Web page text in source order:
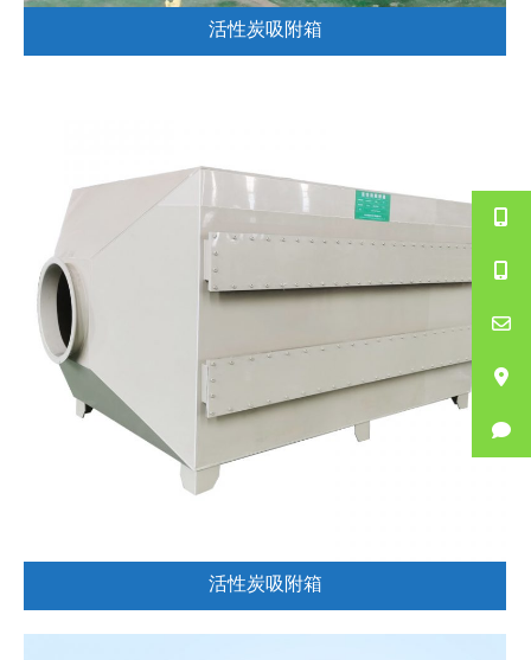
活性炭吸附箱
活性炭吸附箱